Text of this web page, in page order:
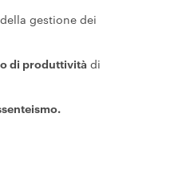
della gestione dei
di produttività di